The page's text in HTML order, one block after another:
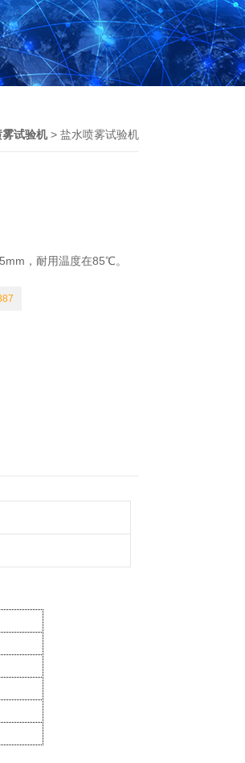
试验机> 盐水喷雾试验机
，耐用温度在85℃。